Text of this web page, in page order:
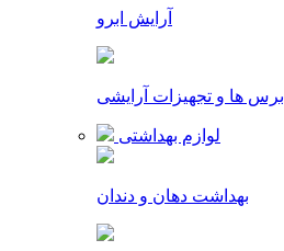
آرایش ابرو
برس ها و تجهیزات آرایشی
لوازم بهداشتی
بهداشت دهان و دندان